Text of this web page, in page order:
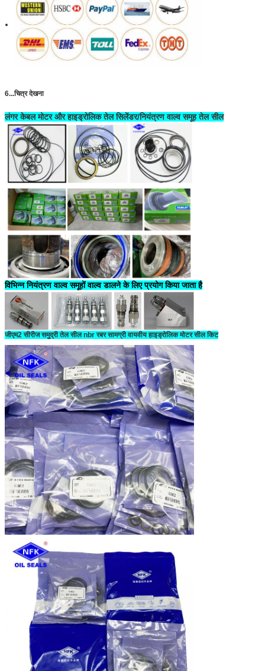
6...चित्र देखना
लंगर केबल मोटर और हाइड्रोलिक तेल सिलेंडर/नियंत्रण वाल्व समूह तेल सील
विभिन्न नियंत्रण वाल्व समूहों वाल्व डालने के लिए प्रयोग किया जाता है
जीएम2 सीरीज समुद्री तेल सील nbr रबर सामग्री वायवीय हाइड्रोलिक मोटर सील किट